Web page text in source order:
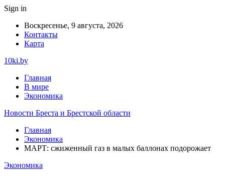
Sign in
Воскресенье, 9 августа, 2026
Контакты
Карта
10ki.by
Главная
В мире
Экономика
Новости Бреста и Брестской области
Главная
Экономика
МАРТ: сжиженный газ в малых баллонах подорожает
Экономика